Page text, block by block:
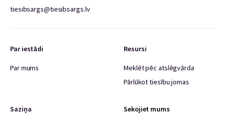
tiesibsargs@tiesibsargs.lv
Par iestādi
Par mums
Resursi
Meklēt pēc atslēgvārda
Pārlūkot tiesību jomas
Saziņa Sekojiet mums